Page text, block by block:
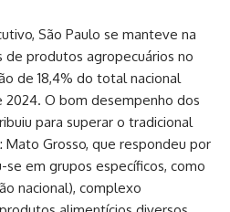
São Paulo se manteve na
produtos agropecuários no
de 18,4% do total nacional
O bom desempenho dos
para superar o tradicional
Mato Grosso, que respondeu por
se em grupos específicos, como
nacional), complexo